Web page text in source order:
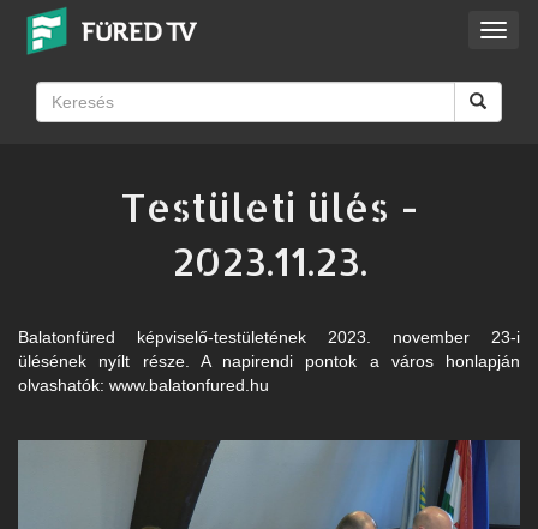
Testületi ülés -
2023.11.23.
Balatonfüred képviselő-testületének 2023. november 23-i
ülésének nyílt része. A napirendi pontok a város honlapján
olvashatók: www.balatonfured.hu